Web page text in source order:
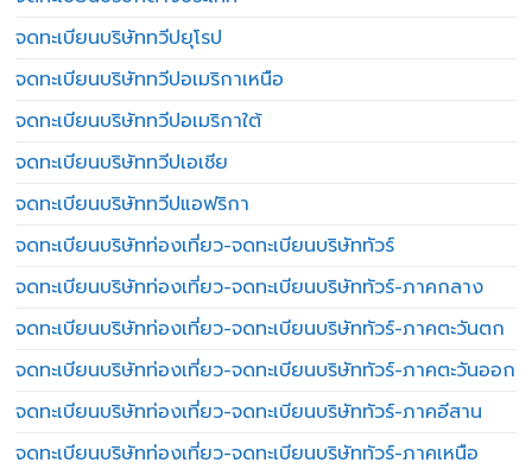
จดทะเบียนบริษัททวีปยุโรป
จดทะเบียนบริษัททวีปอเมริกาเหนือ
จดทะเบียนบริษัททวีปอเมริกาใต้
จดทะเบียนบริษัททวีปเอเชีย
จดทะเบียนบริษัททวีปแอฟริกา
จดทะเบียนบริษัทท่องเที่ยว-จดทะเบียนบริษัททัวร์
จดทะเบียนบริษัทท่องเที่ยว-จดทะเบียนบริษัททัวร์-ภาคกลาง
จดทะเบียนบริษัทท่องเที่ยว-จดทะเบียนบริษัททัวร์-ภาคตะวันตก
จดทะเบียนบริษัทท่องเที่ยว-จดทะเบียนบริษัททัวร์-ภาคตะวันออก
จดทะเบียนบริษัทท่องเที่ยว-จดทะเบียนบริษัททัวร์-ภาคอีสาน
จดทะเบียนบริษัทท่องเที่ยว-จดทะเบียนบริษัททัวร์-ภาคเหนือ